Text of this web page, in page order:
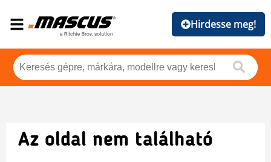
Hirdesse meg!
Az oldal nem található